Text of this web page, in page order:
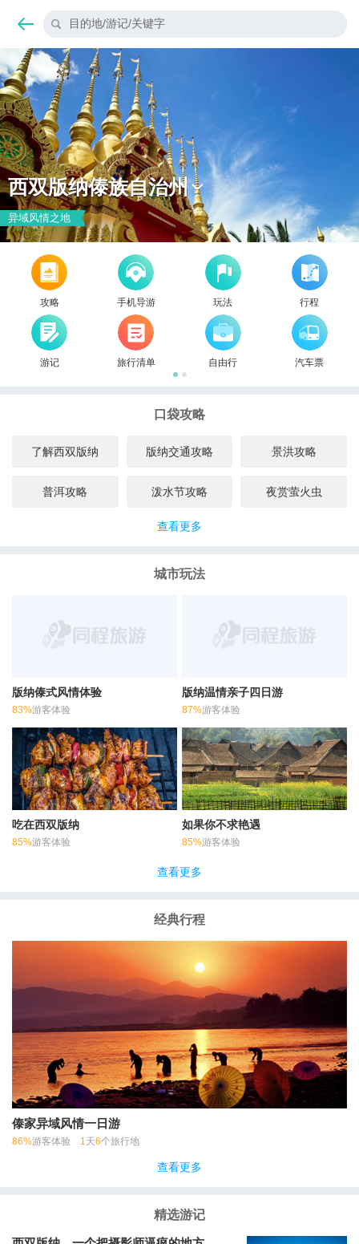
目的地/游记/关键字
西双版纳傣族自治州
异域风情之地
攻略 手机导游 玩法 行程
游记 旅行清单 自由行 汽车票
口袋攻略
了解西双版纳 版纳交通攻略 景洪攻略
普洱攻略 泼水节攻略 夜赏萤火虫
查看更多
城市玩法
版纳傣式风情体验
83%游客体验
版纳温情亲子四日游
87%游客体验
吃在西双版纳
85%游客体验
如果你不求艳遇
85%游客体验
查看更多
经典行程
傣家异域风情一日游
86%游客体验 1 天6个旅行地
查看更多
精选游记